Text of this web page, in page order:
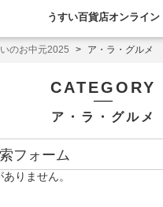
うすい百貨店オンライン
のお中元2025 ア・ラ・グルメ
CATEGORY
ア・ラ・グルメ
フォーム
りません。